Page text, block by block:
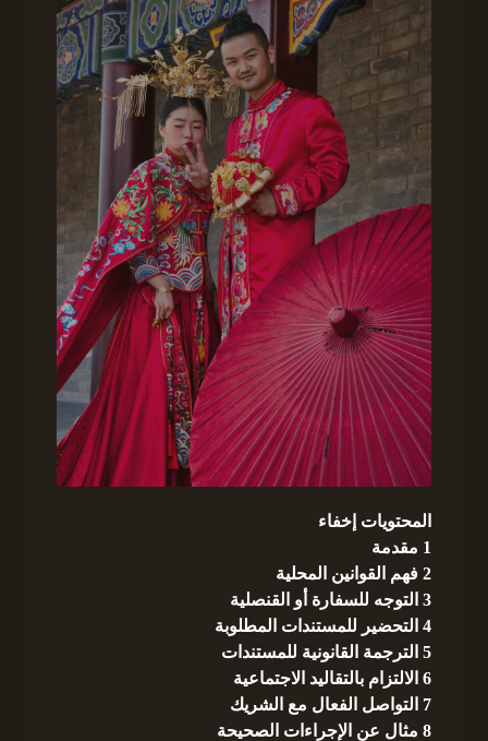
المحتويات إخفاء
1 مقدمة
2 فهم القوانين المحلية
3 التوجه للسفارة أو القنصلية
4 التحضير للمستندات المطلوبة
5 الترجمة القانونية للمستندات
6 الالتزام بالتقاليد الاجتماعية
7 التواصل الفعال مع الشريك
8 مثال عن الإجراءات الصحيحة